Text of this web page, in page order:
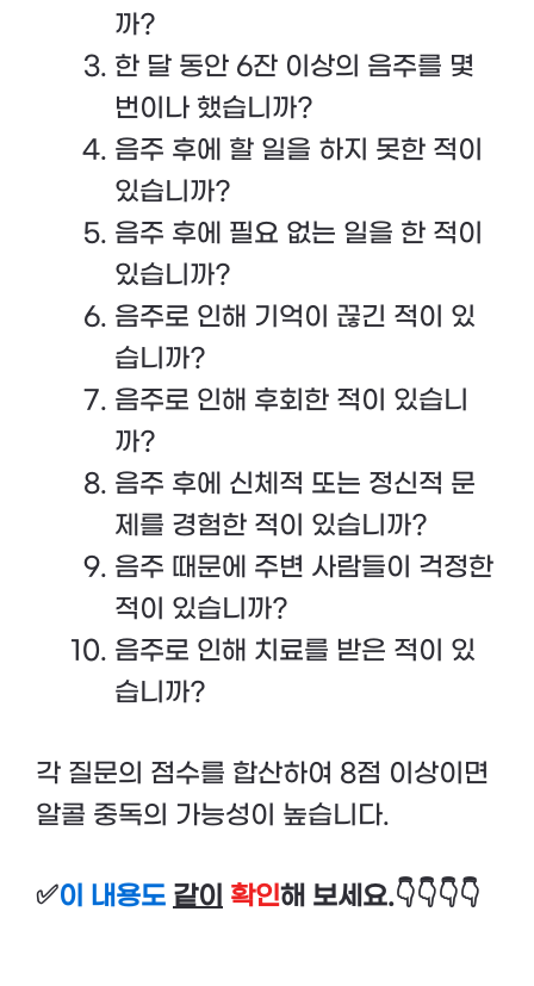
까?
한 달 동안 6잔 이상의 음주를 몇
번이나 했습니까?
음주 후에 할 일을 하지 못한 적이
있습니까?
음주 후에 필요 없는 일을 한 적이
있습니까?
음주로 인해 기억이 끊긴 적이 있
습니까?
음주로 인해 후회한 적이 있습니
까?
음주 후에 신체적 또는 정신적 문
제를 경험한 적이 있습니까?
음주 때문에 주변 사람들이 걱정한
적이 있습니까?
음주로 인해 치료를 받은 적이 있
습니까?
각 질문의 점수를 합산하여 8점 이상이면
알콜 중독의 가능성이 높습니다.
✅이 내용도 같이 확인해 보세요.👇👇👇👇